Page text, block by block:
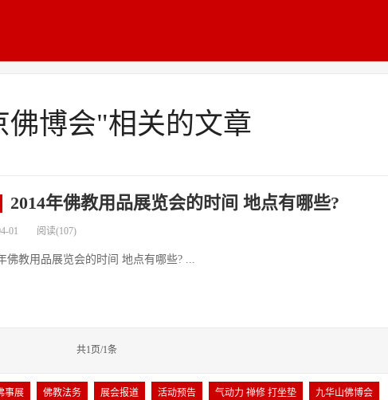
佛博会"相关的文章
2014年佛教用品展览会的时间 地点有哪些?
01 阅读(107)
佛教用品展览会的时间 地点有哪些? ...
共1页/1条
事展 佛教法务 展会报道 活动预告 气动力 禅修 打坐垫 九华山佛博会